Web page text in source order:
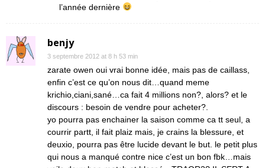
l’année dernière
benjy
3 septembre 2012 at 8 h 53 min
zarate owen oui vrai bonne idée, mais pas de caillass,
enfin c’est ce qu’on nous dit…quand meme
krichio,ciani,sané…ca fait 4 millions non?, alors? et le
discours : besoin de vendre pour acheter?.
yo pourra pas enchainer la saison comme ca tt seul, a
courrir partt, il fait plaiz mais, je crains la blessure, et
deuxio, pourra pas être lucide devant le but. le petit plus
qui nous a manqué contre nice c’est un bon fbk…mais